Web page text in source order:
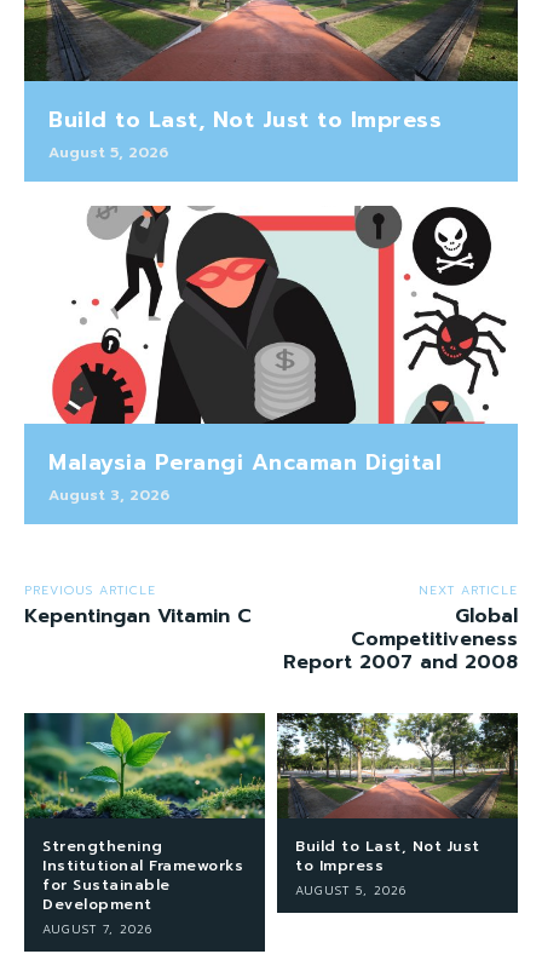
Build to Last, Not Just to Impress
August 5, 2026
Malaysia Perangi Ancaman Digital
August 3, 2026
PREVIOUS ARTICLE
Kepentingan Vitamin C
NEXT ARTICLE
Global
Competitiveness
Report 2007 and 2008
Strengthening
Institutional Frameworks
for Sustainable
Development
AUGUST 7, 2026
Build to Last, Not Just
to Impress
AUGUST 5, 2026